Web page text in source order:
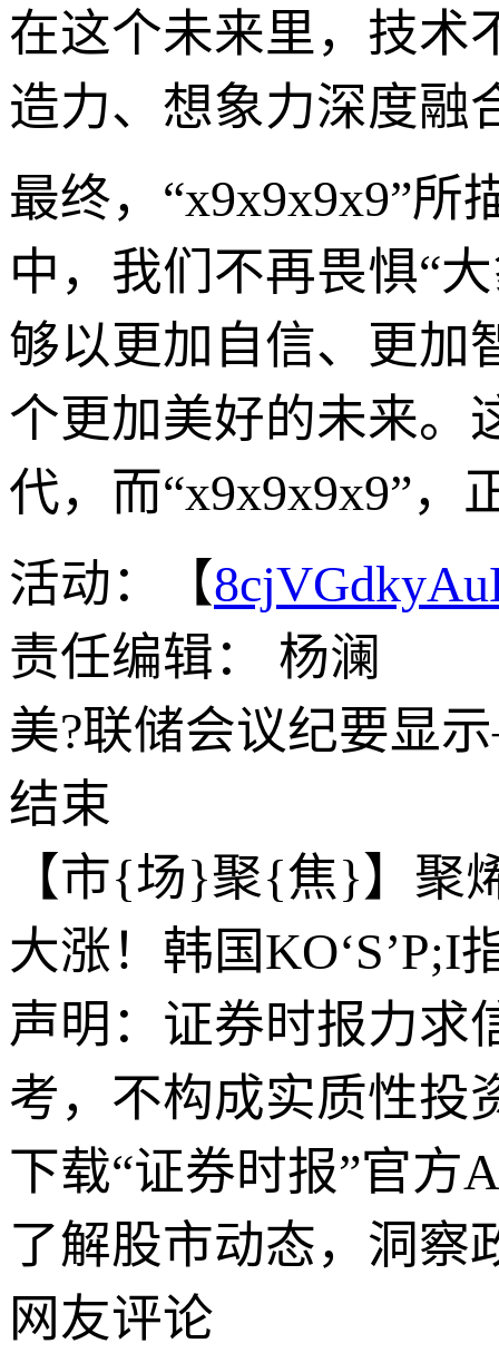
在这个未来里，技术
造力、想象力深度融
最终，“x9x9x9x9”所
中，我们不再畏惧“
够以更加自信、更加
个更加美好的未来。
代，而“x9x9x9x9”，
活动：【
责任编辑： 杨澜
美?联储会议纪要显
结束
【市{场}聚{焦}】聚
大涨！韩国KO‘S’P;I
声明：证券时报力求
考，不构成实质性投
下载“证券时报”官方
了解股市动态，洞察
网友评论